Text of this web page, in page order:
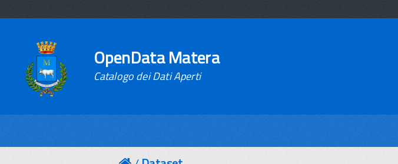
OpenData Matera
Catalogo dei Dati Aperti